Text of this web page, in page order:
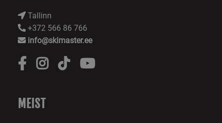
Tallinn
+372 566 86 766
info@skimaster.ee
MEIST